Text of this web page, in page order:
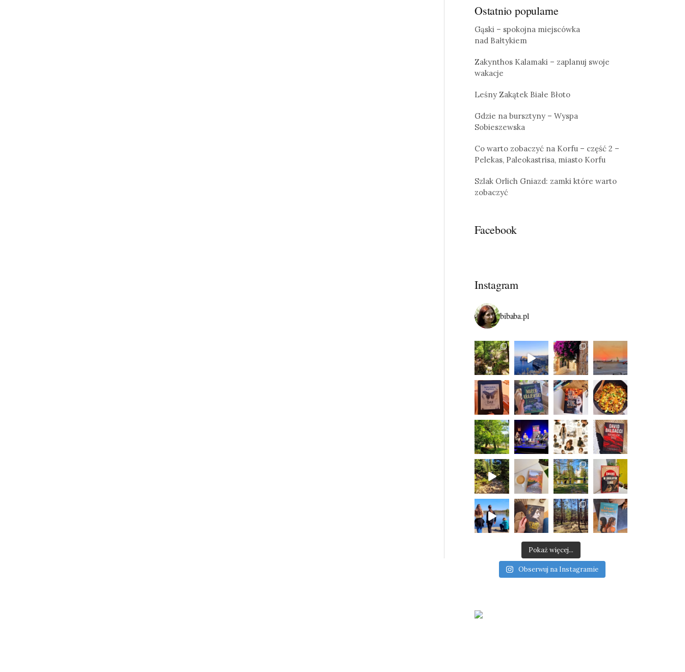
Ostatnio popularne
Gąski – spokojna miejscówka
nad Bałtykiem
Zakynthos Kalamaki – zaplanuj swoje
wakacje
Leśny Zakątek Białe Błoto
Gdzie na bursztyny – Wyspa
Sobieszewska
Co warto zobaczyć na Korfu – część 2 –
Pelekas, Paleokastrisa, miasto Korfu
Szlak Orlich Gniazd: zamki które warto
zobaczyć
Facebook
Instagram
bibaba.pl
Pokaż więcej...
Obserwuj na Instagramie